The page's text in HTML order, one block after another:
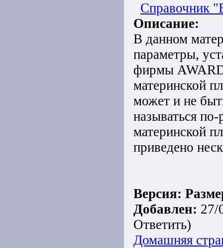
Справочник
Описание:
В данном
параметры,
фирмы
материнской
может и не
называться
материнской
приведено
Версия:
Добавлен: 27/
Ответить)
Домашняя